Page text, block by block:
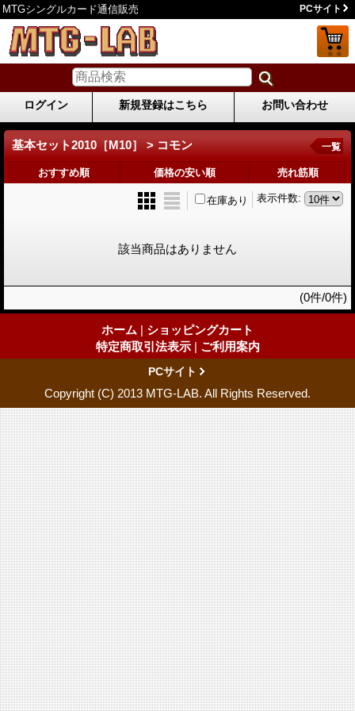
MTGシングルカード通信販売 PCサイト
ログイン 新規登録はこちら お問い合わせ
基本セット2010［M10］ > コモン 一覧
おすすめ順 価格の安い順 売れ筋順
表示件数:
在庫あり
該当商品はありません
(0件/0件)
ホーム | ショッピングカート
特定商取引法表示 | ご利用案内
PCサイト
Copyright (C) 2013 MTG-LAB. All Rights Reserved.